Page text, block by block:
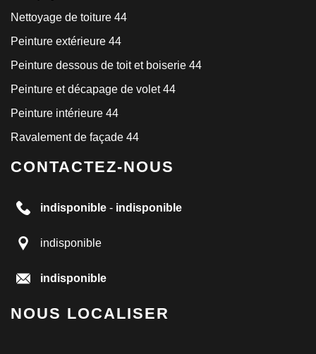
Nettoyage de toiture 44
Peinture extérieure 44
Peinture dessous de toit et boiserie 44
Peinture et décapage de volet 44
Peinture intérieure 44
Ravalement de façade 44
CONTACTEZ-NOUS
indisponible - indisponible
indisponible
indisponible
NOUS LOCALISER